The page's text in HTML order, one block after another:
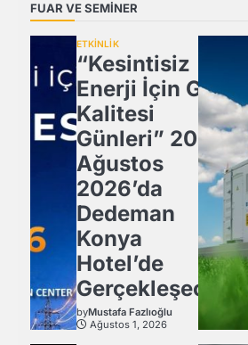
FUAR VE SEMİNER
ETKİNLİK
“Kesintisiz
Enerji İçin Güç
Kalitesi
Günleri” 20
Ağustos
2026’da
Dedeman
Konya
Hotel’de
Gerçekleşecek
byMustafa Fazlıoğlu
Ağustos 1, 2026